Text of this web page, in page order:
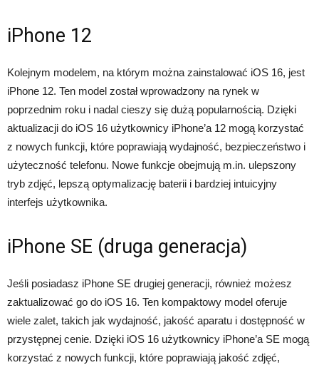
iPhone 12
Kolejnym modelem, na którym można zainstalować iOS 16, jest
iPhone 12. Ten model został wprowadzony na rynek w
poprzednim roku i nadal cieszy się dużą popularnością. Dzięki
aktualizacji do iOS 16 użytkownicy iPhone’a 12 mogą korzystać
z nowych funkcji, które poprawiają wydajność, bezpieczeństwo i
użyteczność telefonu. Nowe funkcje obejmują m.in. ulepszony
tryb zdjęć, lepszą optymalizację baterii i bardziej intuicyjny
interfejs użytkownika.
iPhone SE (druga generacja)
Jeśli posiadasz iPhone SE drugiej generacji, również możesz
zaktualizować go do iOS 16. Ten kompaktowy model oferuje
wiele zalet, takich jak wydajność, jakość aparatu i dostępność w
przystępnej cenie. Dzięki iOS 16 użytkownicy iPhone’a SE mogą
korzystać z nowych funkcji, które poprawiają jakość zdjęć,